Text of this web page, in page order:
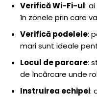
Verifică Wi-Fi-ul:
în zonele prin care
Verifică podelele:
mari sunt ideale
Locul de parcare:
de încărcare unde
Instruirea echipei: